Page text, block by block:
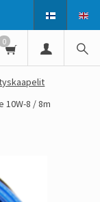
0
8 / 8m